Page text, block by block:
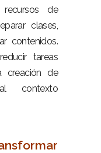
de
clases,
contenidos.
tareas
creación de
contexto